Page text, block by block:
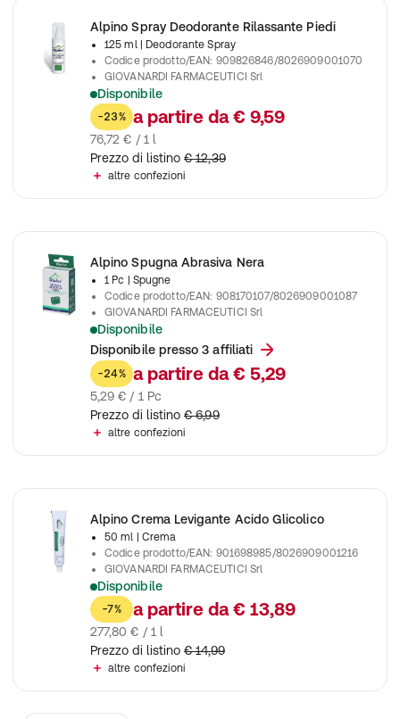
Alpino Spray Deodorante Rilassante Piedi
125 ml
| Deodorante Spray
Codice prodotto/EAN: 909826846/8026909001070
GIOVANARDI FARMACEUTICI Srl
Disponibile
Per una gradevole sensazione di freschezza e benessere
-23% a partire da € 9,59
76,72 € / 1 l
Prezzo di listino € 12,39
altre confezioni
Alpino Spugna Abrasiva Nera
1 Pc
| Spugne
Codice prodotto/EAN: 908170107/8026909001087
GIOVANARDI FARMACEUTICI Srl
Disponibile
Spugna abrasiva nera Alpino, ideale per callosità e macchie
Disponibile presso 3 affiliati
-24% a partire da € 5,29
5,29 € / 1 Pc
Prezzo di listino € 6,99
altre confezioni
Alpino Crema Levigante Acido Glicolico
50 ml
| Crema
Codice prodotto/EAN: 901698985/8026909001216
GIOVANARDI FARMACEUTICI Srl
Disponibile
Aiuta a lasciare la pelle liscia e levigata
-7% a partire da € 13,89
277,80 € / 1 l
Prezzo di listino € 14,99
altre confezioni